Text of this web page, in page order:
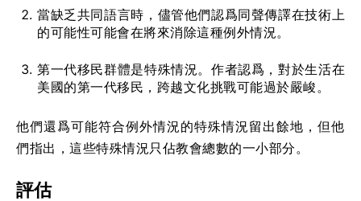
當缺乏共同語言時，儘管他們認爲同聲傳譯在技術上
的可能性可能會在將來消除這種例外情況。
第一代移民群體是特殊情況。作者認爲，對於生活在
美國的第一代移民，跨越文化挑戰可能過於嚴峻。
他們還爲可能符合例外情況的特殊情況留出餘地，但他
們指出，這些特殊情況只佔教會總數的一小部分。
評估